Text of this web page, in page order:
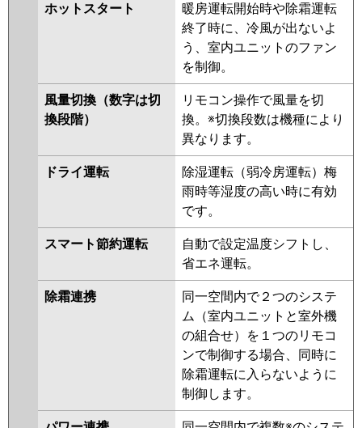
東芝 RPXA08033MUB RCXA08043MUB
RPXA08033MU RCXA08043MU
RCXA08043XU RPXA08033M
RPXA08023M RCXA08033M
RCXA08033X RCXA08012X
三菱電機 PCZ-DHRMP80K5 PCZ-
DHRMP80KL5 PCZ-ZRMP80KL5
PCZ-ZRMP80K5
PCZ-
DHRMP80KL4 PCZ-DHRMP80K4
PCZ-ZRMP80KL4
ZRMP80K4
PCZ-DHRMP80KL3 PCZ-
ZRMP80KL3 PCZ-ZRMP80K3
PCZ-DHRMP80H2 PCZ-
DHRMP80K2 PCZ-DHRMP80KL2
PCZ-ZRMP80H2 PCZ-ZRMP80K2
PCZ-ZRMP80KL2
PCZ-
ZRMP80HZ PCZ-ZRMP80KZ
PCZ-ZRMP80KLZ PCZ-
ZRMP80HY PCZ-ZRMP80KY
PCZ-ZRMP80KLY
PCZ-
ホットスタート
暖房運転開始時や除霜運転
終了時に、冷風が出ないよ
う、室内ユニットのファン
を制御。
風量切換（数字は切
換段階）
リモコン操作で風量を切
換。※切換段数は機種により
異なります。
ドライ運転
除湿運転（弱冷房運転）梅
雨時等湿度の高い時に有効
です。
スマート節約運転
自動で設定温度シフトし、
省エネ運転。
除霜連携
同一空間内で２つのシステ
ム（室内ユニットと室外機
の組合せ）を１つのリモコ
ンで制御する場合、同時に
除霜運転に入らないように
制御します。